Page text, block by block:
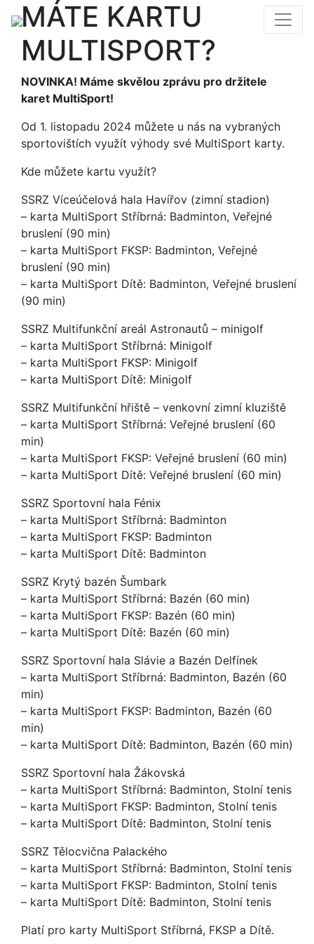
MÁTE KARTU
MULTISPORT?
NOVINKA! Máme skvělou zprávu pro držitele
karet MultiSport!
Od 1. listopadu 2024 můžete u nás na vybraných
sportovištích využít výhody své MultiSport karty.
Kde můžete kartu využít?
SSRZ Víceúčelová hala Havířov (zimní stadion)
– karta MultiSport Stříbrná: Badminton, Veřejné
bruslení (90 min)
– karta MultiSport FKSP: Badminton, Veřejné
bruslení (90 min)
– karta MultiSport Dítě: Badminton, Veřejné bruslení
(90 min)
SSRZ Multifunkční areál Astronautů – minigolf
– karta MultiSport Stříbrná: Minigolf
– karta MultiSport FKSP: Minigolf
– karta MultiSport Dítě: Minigolf
SSRZ Multifunkční hřiště – venkovní zimní kluziště
– karta MultiSport Stříbrná: Veřejné bruslení (60
min)
– karta MultiSport FKSP: Veřejné bruslení (60 min)
– karta MultiSport Dítě: Veřejné bruslení (60 min)
SSRZ Sportovní hala Fénix
– karta MultiSport Stříbrná: Badminton
– karta MultiSport FKSP: Badminton
– karta MultiSport Dítě: Badminton
SSRZ Krytý bazén Šumbark
– karta MultiSport Stříbrná: Bazén (60 min)
– karta MultiSport FKSP: Bazén (60 min)
– karta MultiSport Dítě: Bazén (60 min)
SSRZ Sportovní hala Slávie a Bazén Delfínek
– karta MultiSport Stříbrná: Badminton, Bazén (60
min)
– karta MultiSport FKSP: Badminton, Bazén (60
min)
– karta MultiSport Dítě: Badminton, Bazén (60 min)
SSRZ Sportovní hala Žákovská
– karta MultiSport Stříbrná: Badminton, Stolní tenis
– karta MultiSport FKSP: Badminton, Stolní tenis
– karta MultiSport Dítě: Badminton, Stolní tenis
SSRZ Tělocvična Palackého
– karta MultiSport Stříbrná: Badminton, Stolní tenis
– karta MultiSport FKSP: Badminton, Stolní tenis
– karta MultiSport Dítě: Badminton, Stolní tenis
Platí pro karty MultiSport Stříbrná, FKSP a Dítě.